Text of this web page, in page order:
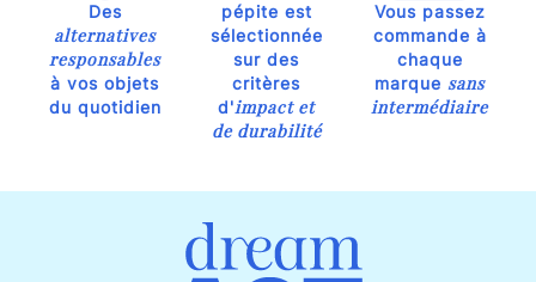
Des
alternatives
responsables
à vos objets
du quotidien
pépite est
sélectionnée
sur des
critères
d'impact et
de durabilité
Vous passez
commande à
chaque
marque sans
intermédiaire